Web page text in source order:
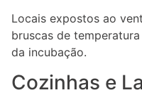
Locais expostos ao
bruscas de
da incubação.
Cozinhas e